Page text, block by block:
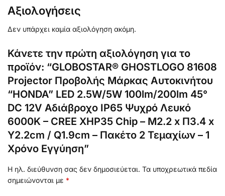
Αξιολογήσεις
Δεν υπάρχει καμία αξιολόγηση ακόμη.
Κάνετε την πρώτη αξιολόγηση για το
προϊόν: “GLOBOSTAR® GHOSTLOGO 81608
Projector Προβολής Μάρκας Αυτοκινήτου
“HONDA” LED 2.5W/5W 100lm/200lm 45°
DC 12V Αδιάβροχο IP65 Ψυχρό Λευκό
6000K – CREE XHP35 Chip – Μ2.2 x Π3.4 x
Υ2.2cm / Q1.9cm – Πακέτο 2 Τεμαχίων – 1
Χρόνο Εγγύηση”
Η ηλ. διεύθυνση σας δεν δημοσιεύεται. Τα υποχρεωτικά πεδία
σημειώνονται με *